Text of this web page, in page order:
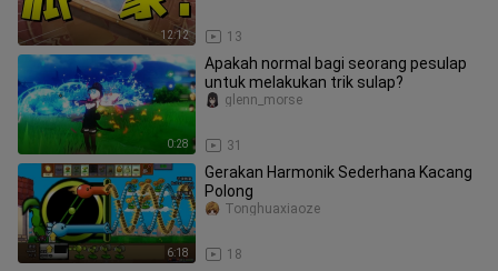
12:12 13
0:28
Apakah normal bagi seorang pesulap
untuk melakukan trik sulap?
31
glenn_morse
6:18
Gerakan Harmonik Sederhana Kacang
Polong
18
Tonghuaxiaoze